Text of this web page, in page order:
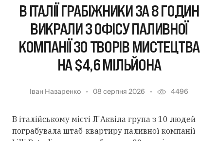
В ІТАЛІЇ ГРАБІЖНИКИ ЗА 8 ГОДИН
ВИКРАЛИ З ОФІСУ ПАЛИВНОЇ
КОМПАНІЇ 30 ТВОРІВ МИСТЕЦТВА
НА $4,6 МІЛЬЙОНА
Іван Назаренко 08 серпня 2026 4496
В італійському місті Л'Аквіла група з 10 людей
пограбувала штаб-квартиру паливної компанії